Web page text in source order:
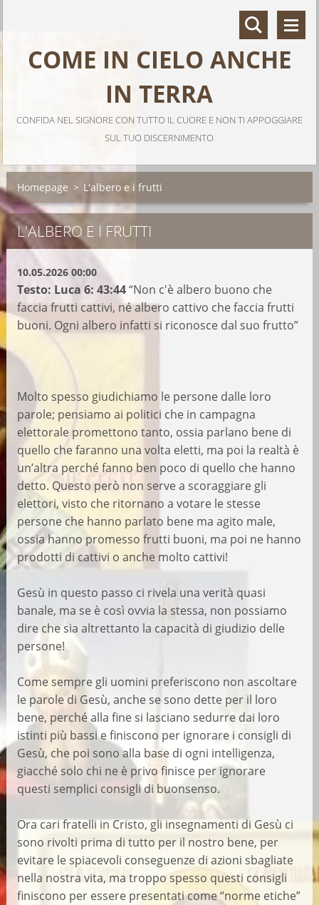
COME IN CIELO ANCHE
IN TERRA
CONFIDA NEL SIGNORE CON TUTTO IL CUORE E NON TI APPOGGIARE
SUL TUO DISCERNIMENTO
Homepage > L'albero e i frutti
L'ALBERO E I FRUTTI
10.05.2026 00:00
Testo: Luca 6: 43:44“Non c'è albero buono che
faccia frutti cattivi, né albero cattivo che faccia frutti
buoni. Ogni albero infatti si riconosce dal suo frutto”
Molto spesso giudichiamo le persone dalle loro
parole; pensiamo ai politici che in campagna
elettorale promettono tanto, ossia parlano bene di
quello che faranno una volta eletti, ma poi la realtà è
un’altra perché fanno ben poco di quello che hanno
detto. Questo però non serve a scoraggiare gli
elettori, visto che ritornano a votare le stesse
persone che hanno parlato bene ma agito male,
ossia hanno promesso frutti buoni, ma poi ne hanno
prodotti di cattivi o anche molto cattivi!
Gesù in questo passo ci rivela una verità quasi
banale, ma se è così ovvia la stessa, non possiamo
dire che sia altrettanto la capacità di giudizio delle
persone!
Come sempre gli uomini preferiscono non ascoltare
le parole di Gesù, anche se sono dette per il loro
bene, perché alla fine si lasciano sedurre dai loro
istinti più bassi e finiscono per ignorare i consigli di
Gesù, che poi sono alla base di ogni intelligenza,
giacché solo chi ne è privo finisce per ignorare
questi semplici consigli di buonsenso.
Ora cari fratelli in Cristo, gli insegnamenti di Gesù ci
sono rivolti prima di tutto per il nostro bene, per
evitare le spiacevoli conseguenze di azioni sbagliate
nella nostra vita, ma troppo spesso questi consigli
finiscono per essere presentati come “norme etiche”